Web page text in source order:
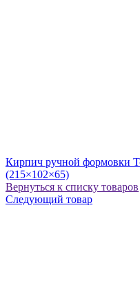
Кирпич ручной формовки
(215×102×65)
Вернуться к списку товаров
Следующий товар